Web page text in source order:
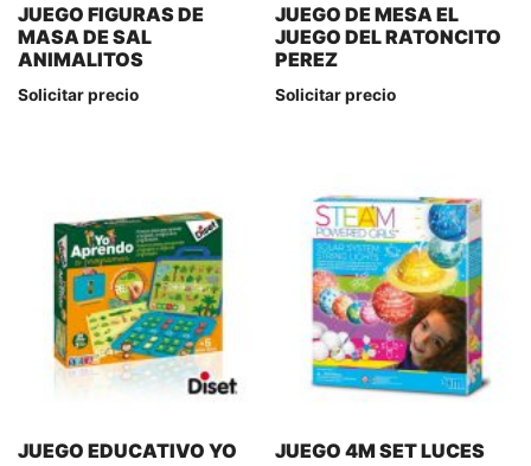
JUEGO FIGURAS DE
MASA DE SAL
ANIMALITOS
Solicitar precio
JUEGO DE MESA EL
JUEGO DEL RATONCITO
PEREZ
Solicitar precio
JUEGO EDUCATIVO YO
JUEGO 4M SET LUCES